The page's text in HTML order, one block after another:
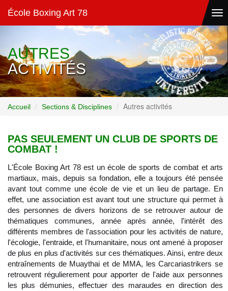
École Boxing Art 78
AUTRES
ACTIVITÉS
Accueil Sections & Disciplines Autres activités
PAS SEULEMENT UN CLUB DE SPORTS DE
COMBAT !
L'École Boxing Art 78 est un école de sports de combat et arts
martiaux, mais, depuis sa fondation, elle a toujours été pensée
avant tout comme une école de vie et un lieu de partage. En
effet, une association est avant tout une structure qui permet à
des personnes de divers horizons de se retrouver autour de
thématiques communes, année après année, l'intérêt des
différents membres de l'association pour les activités de nature,
l'écologie, l'entraide, et l'humanitaire, nous ont amené à proposer
de plus en plus d'activités sur ces thématiques. Ainsi, entre deux
entraînements de Muaythai et de MMA, les Carcariastrikers se
retrouvent régulierement pour apporter de l'aide aux personnes
les plus démunies, effectuer des maraudes en direction des